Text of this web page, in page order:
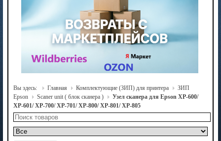
Вы здесь: Главная Комплектующие (ЗИП) для принтера
ЗИП
Epson
Scaner unit ( блок сканера )
Узел сканера для Epson XP-600/
XP-601/ XP-700/ XP-701/ XP-800/ XP-801/ XP-805